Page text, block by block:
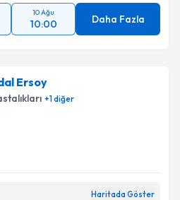
10 Ağu
10:00 Daha Fazla
Ersoy
+1diğer
Haritada Göster